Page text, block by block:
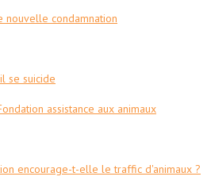
nouvelle condamnation
se suicide
assistance aux animaux
encourage-t-elle le traffic d'animaux ?